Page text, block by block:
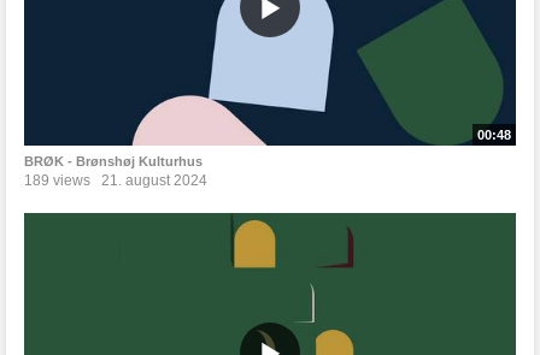
00:48
BRØK - Brønshøj Kulturhus
189 views 21. august 2024